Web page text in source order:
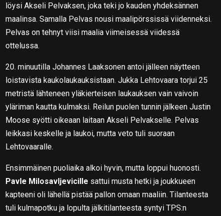
löysi Akseli Pelvaksen, joka teki jo kauden yhdeksännen
maalinsa. Samalla Pelvas nousi maalipörssissä viidenneksi.
Pelvas on tehnyt viisi maalia viimeisessä viidessä
ottelussa.
20. minuutilla Johannes Laaksonen antoi jälleen näytteen
loistavista kaukolaukauksistaan. Jukka Lehtovaara torjui 25
metristä lähteneen yläkierteisen laukauksen vain vaivoin
yläriman kautta kulmaksi. Reilun puolen tunnin jälkeen Justin
Moose syötti oikeaan laitaan Akseli Pelvakselle. Pelvas
leikkasi keskelle ja laukoi, mutta veto tuli suoraan
Lehtovaaralle.
Ensimmäinen puoliaika alkoi hyvin, mutta loppui huonosti.
Pavle Milosavljevicille sattui musta hetki ja joukkueen
kapteeni oli lähellä pistää pallon omaan maaliin. Tilanteesta
tuli kulmapotku ja lopulta jälkitilanteesta syntyi TPS:n